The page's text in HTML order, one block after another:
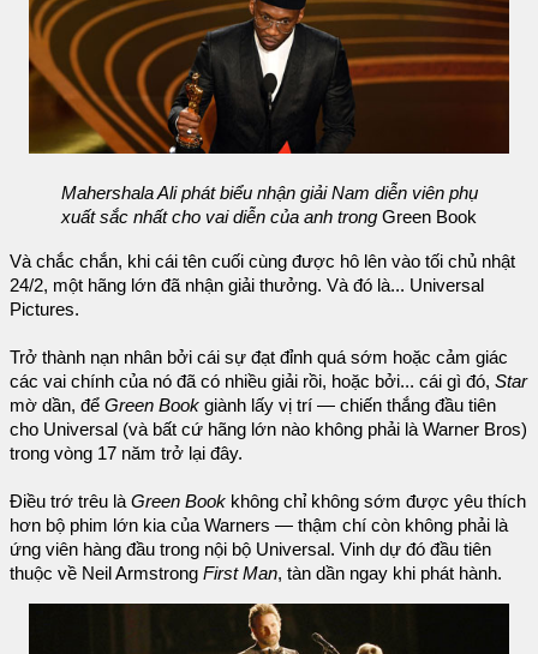
Mahershala Ali phát biểu nhận giải Nam diễn viên phụ
xuất sắc nhất cho vai diễn của anh trong Green Book
Và chắc chắn, khi cái tên cuối cùng được hô lên vào tối chủ nhật
24/2, một hãng lớn đã nhận giải thưởng. Và đó là... Universal
Pictures.
Trở thành nạn nhân bởi cái sự đạt đỉnh quá sớm hoặc cảm giác
các vai chính của nó đã có nhiều giải rồi, hoặc bởi... cái gì đó, Star
mờ dần, để Green Book giành lấy vị trí — chiến thắng đầu tiên
cho Universal (và bất cứ hãng lớn nào không phải là Warner Bros)
trong vòng 17 năm trở lại đây.
Điều trớ trêu là Green Book không chỉ không sớm được yêu thích
hơn bộ phim lớn kia của Warners — thậm chí còn không phải là
ứng viên hàng đầu trong nội bộ Universal. Vinh dự đó đầu tiên
thuộc về Neil Armstrong First Man, tàn dần ngay khi phát hành.